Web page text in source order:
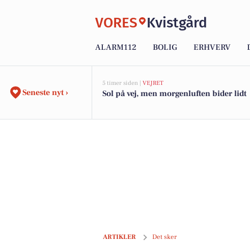
VORES Kvistgård
ALARM112 BOLIG ERHVERV
Seneste nyt ›
5 timer siden | VEJRET
Sol på vej, men morgenluften bider lidt
ARTIKLER Det sker
Nye virksomheder i Kvistgård i sidste måned